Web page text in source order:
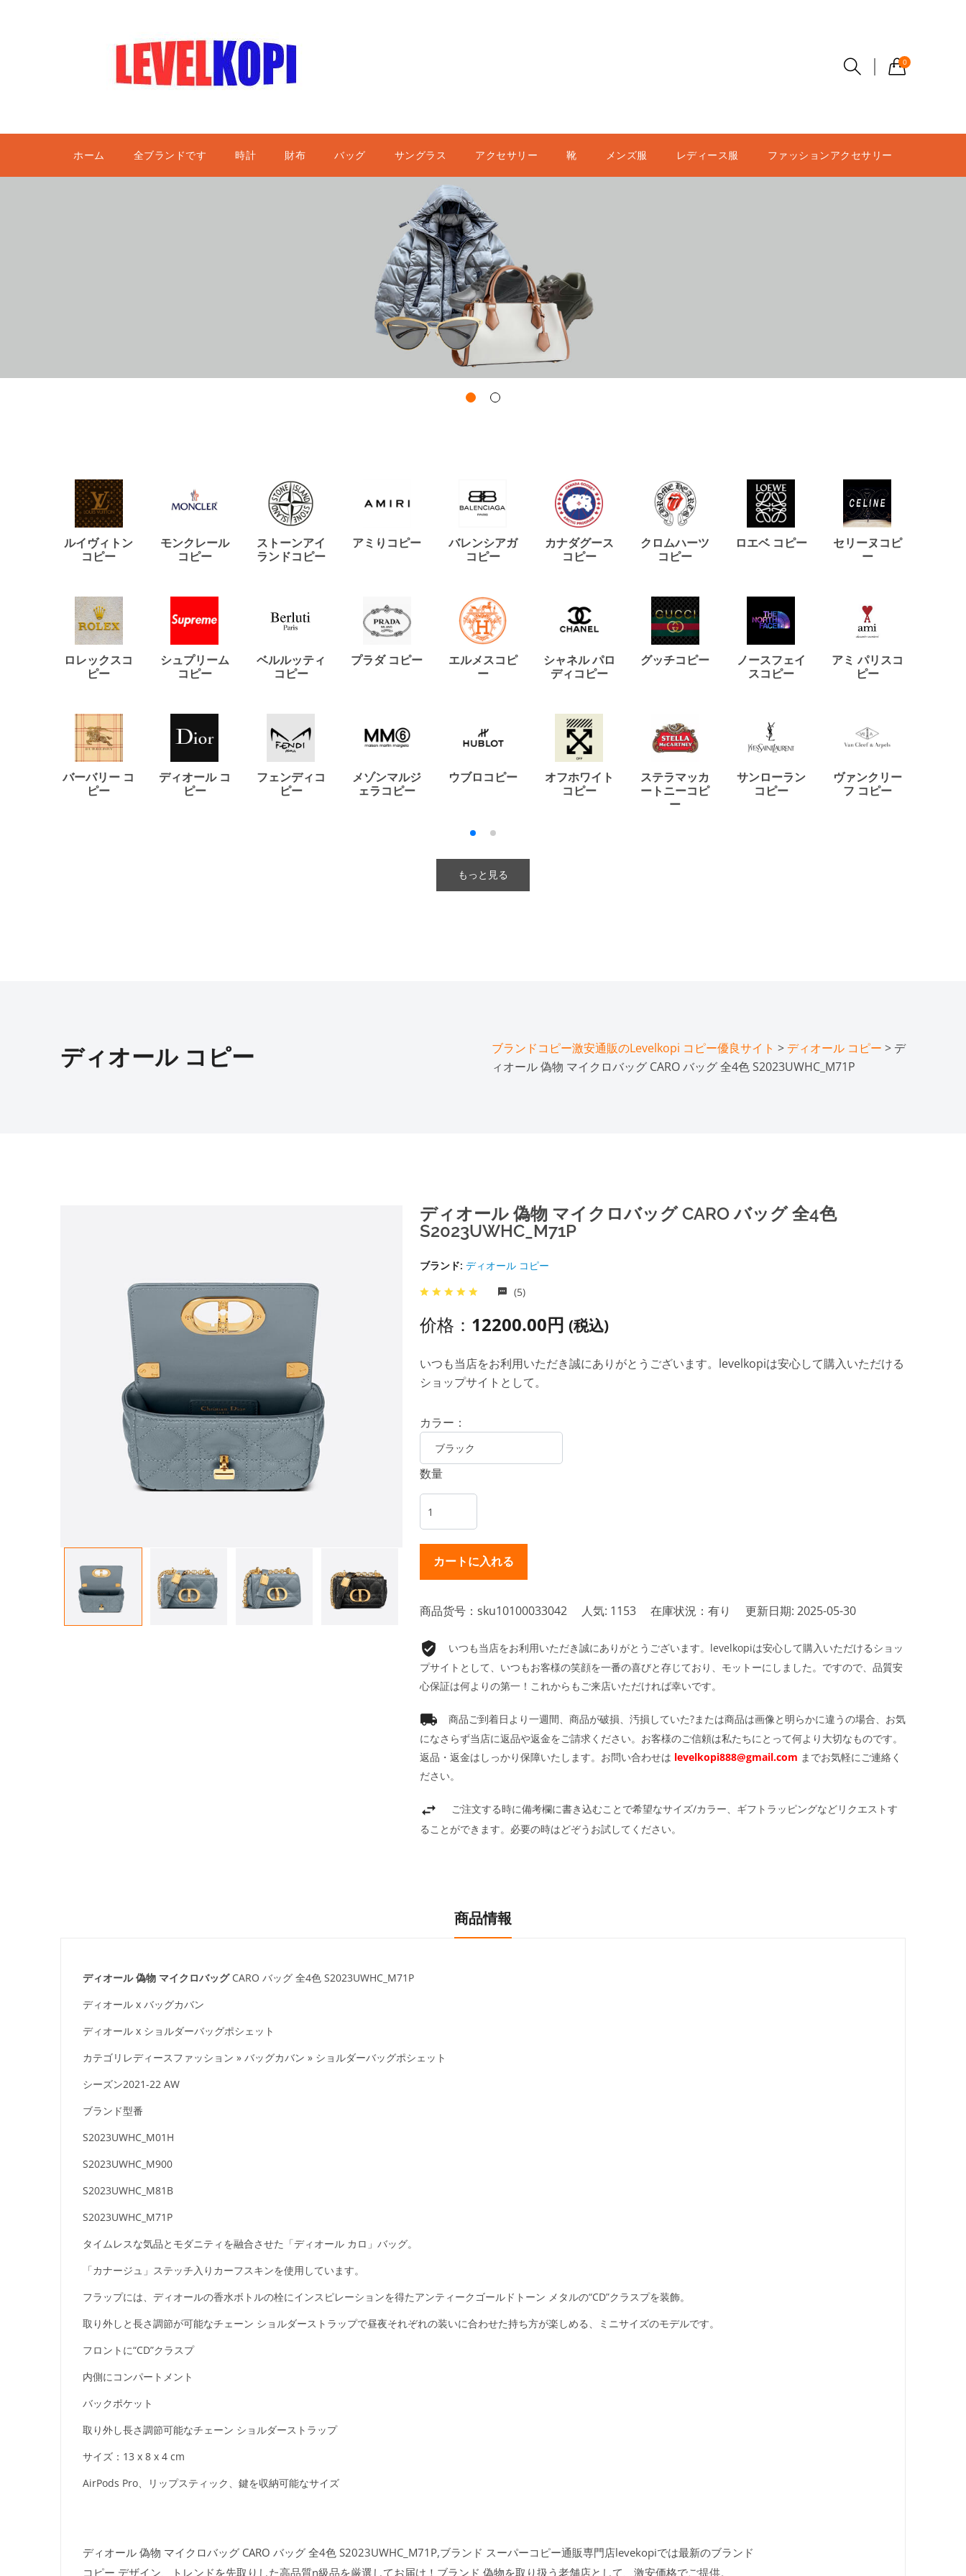
0
ホーム 全ブランドです 時計 財布 バッグ サングラス アクセサリー 靴 メンズ服 レディース服 ファッションアクセサリー
ルイヴィトン
コピー
モンクレール
コピー
ストーンアイ
ランドコピー
アミりコピー
バレンシアガ
コピー
カナダグース
コピー
クロムハーツ
コピー
ロエベ コピー
セリーヌコピ
ー
ロレックスコ
ピー
シュプリーム
コピー
ベルルッティ
コピー
プラダ コピー
エルメスコピ
ー
シャネル パロ
ディコピー
グッチコピー
ノースフェイ
スコピー
アミ パリスコ
ピー
バーバリー コ
ピー
ディオール コ
ピー
フェンディコ
ピー
メゾンマルジ
ェラコピー
ウブロコピー
オフホワイト
コピー
ステラマッカ
ートニーコピ
ー
サンローラン
コピー
ヴァンクリー
フ コピー
もっと見る
ディオール コピー ブランドコピー激安通販のLevelkopi コピー優良サイト > ディオール コピー > デ
ィオール 偽物 マイクロバッグ CARO バッグ 全4色 S2023UWHC_M71P
ディオール 偽物 マイクロバッグ CARO バッグ 全4色
S2023UWHC_M71P
ブランド: ディオール コピー
(5)
价格： 12200.00円 (税込)
いつも当店をお利用いただき誠にありがとうございます。levelkopiは安心して購入いただける
ショップサイトとして。
カラー：
数量
商品货号：sku10100033042 人気: 1153 在庫状況：有り 更新日期: 2025-05-30
いつも当店をお利用いただき誠にありがとうございます。levelkopiは安心して購入いただけるショッ
プサイトとして、いつもお客様の笑顔を一番の喜びと存じており、モットーにしました。ですので、品質安
心保証は何よりの第一！これからもご来店いただければ幸いです。
商品ご到着日より一週間、商品が破損、汚損していた?または商品は画像と明らかに違うの場合、お気
になさらず当店に返品や返金をご請求ください。お客様のご信頼は私たちにとって何より大切なものです。
返品・返金はしっかり保障いたします。お問い合わせは levelkopi888@gmail.com までお気軽にご連絡く
ださい。
ご注文する時に備考欄に書き込むことで希望なサイズ/カラー、ギフトラッピングなどリクエストす
ることができます。必要の時はどぞうお試してください。
商品情報
ディオール 偽物 マイクロバッグCARO バッグ 全4色 S2023UWHC_M71P
ディオール x バッグカバン
ディオール x ショルダーバッグポシェット
カテゴリレディースファッション » バッグカバン » ショルダーバッグポシェット
シーズン2021-22 AW
ブランド型番
S2023UWHC_M01H
S2023UWHC_M900
S2023UWHC_M81B
S2023UWHC_M71P
タイムレスな気品とモダニティを融合させた「ディオール カロ」バッグ。
「カナージュ」ステッチ入りカーフスキンを使用しています。
フラップには、ディオールの香水ボトルの栓にインスピレーションを得たアンティークゴールドトーン メタルの“CD”クラスプを装飾。
取り外しと長さ調節が可能なチェーン ショルダーストラップで昼夜それぞれの装いに合わせた持ち方が楽しめる、ミニサイズのモデルです。
フロントに“CD”クラスプ
内側にコンパートメント
バックポケット
取り外し長さ調節可能なチェーン ショルダーストラップ
サイズ：13 x 8 x 4 cm
AirPods Pro、リップスティック、鍵を収納可能なサイズ
ディオール 偽物 マイクロバッグ CARO バッグ 全4色 S2023UWHC_M71P,ブランド スーパーコピー通販専門店levekopiでは最新のブランド
コピー デザイン、トレンドを先取りした高品質n級品を厳選してお届け！ブランド 偽物を取り扱う老舗店として、激安価格でご提供。